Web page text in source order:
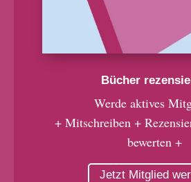
Bücher
Werde aktives
+ Mitschreiben +
bewerten +
Jetzt Mitglied